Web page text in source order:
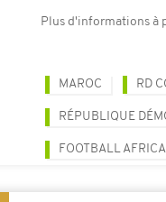
Plus d'informations à
MAROC RD
RÉPUBLIQUE
FOOTBALL